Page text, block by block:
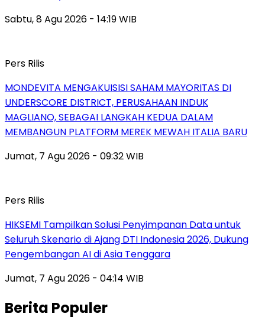
Sabtu, 8 Agu 2026 - 14:19 WIB
Pers Rilis
MONDEVITA MENGAKUISISI SAHAM MAYORITAS DI
UNDERSCORE DISTRICT, PERUSAHAAN INDUK
MAGLIANO, SEBAGAI LANGKAH KEDUA DALAM
MEMBANGUN PLATFORM MEREK MEWAH ITALIA BARU
Jumat, 7 Agu 2026 - 09:32 WIB
Pers Rilis
HIKSEMI Tampilkan Solusi Penyimpanan Data untuk
Seluruh Skenario di Ajang DTI Indonesia 2026, Dukung
Pengembangan AI di Asia Tenggara
Jumat, 7 Agu 2026 - 04:14 WIB
Berita Populer